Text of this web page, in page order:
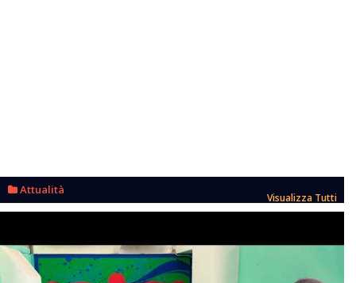
Attualità
Visualizza Tutti